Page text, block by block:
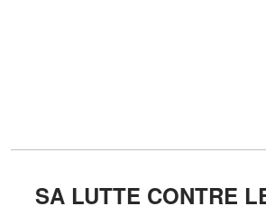
SA LUTTE CONTRE